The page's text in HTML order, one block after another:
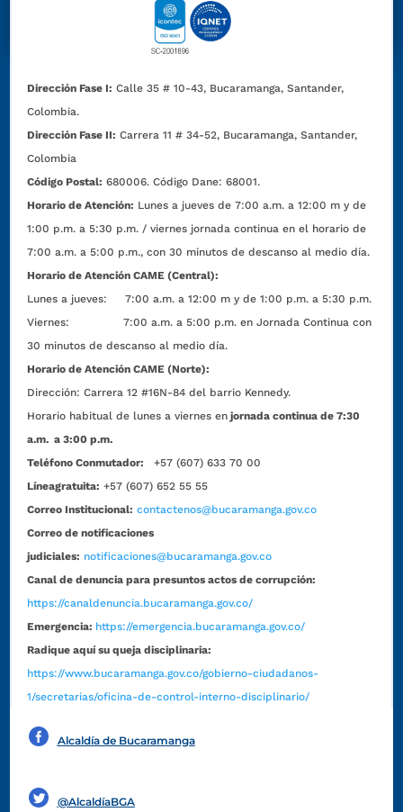
Dirección Fase I: Calle 35 # 10-43, Bucaramanga, Santander,
Colombia.
Dirección Fase II: Carrera 11 # 34-52, Bucaramanga, Santander,
Colombia
Código Postal: 680006. Código Dane: 68001.
Horario de Atención: Lunes a jueves de 7:00 a.m. a 12:00 m y de
1:00 p.m. a 5:30 p.m. / viernes jornada continua en el horario de
7:00 a.m. a 5:00 p.m., con 30 minutos de descanso al medio día.
Horario de Atención CAME (Central):
Lunes a jueves: 7:00 a.m. a 12:00 m y de 1:00 p.m. a 5:30 p.m.
Viernes: 7:00 a.m. a 5:00 p.m. en Jornada Continua con
30 minutos de descanso al medio día.
Horario de Atención CAME (Norte):
Dirección:Carrera 12 #16N-84 del barrio Kennedy.
Horario habitual de lunes a viernes en jornada continua de 7:30
a.m. a 3:00 p.m.
Teléfono Conmutador:
+57 (607) 633 70 00
Líneagratuita: +57 (607) 652 55 55
Correo Institucional: contactenos@bucaramanga.gov.co
Correo de notificaciones
judiciales: notificaciones@bucaramanga.gov.co
Canal de denuncia para presuntos actos de corrupción:
https://canaldenuncia.bucaramanga.gov.co/
Emergencia: https://emergencia.bucaramanga.gov.co/
Radique aquí su queja disciplinaria:
https://www.bucaramanga.gov.co/gobierno-ciudadanos-
1/secretarias/oficina-de-control-interno-disciplinario/
Alcaldía de Bucaramanga
@AlcaldíaBGA